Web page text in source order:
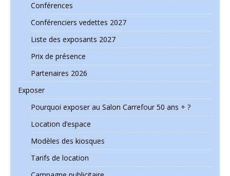
Conférences
Conférenciers vedettes 2027
Liste des exposants 2027
Prix de présence
Partenaires 2026
Exposer
Pourquoi exposer au Salon Carrefour 50 ans + ?
Location d’espace
Modèles des kiosques
Tarifs de location